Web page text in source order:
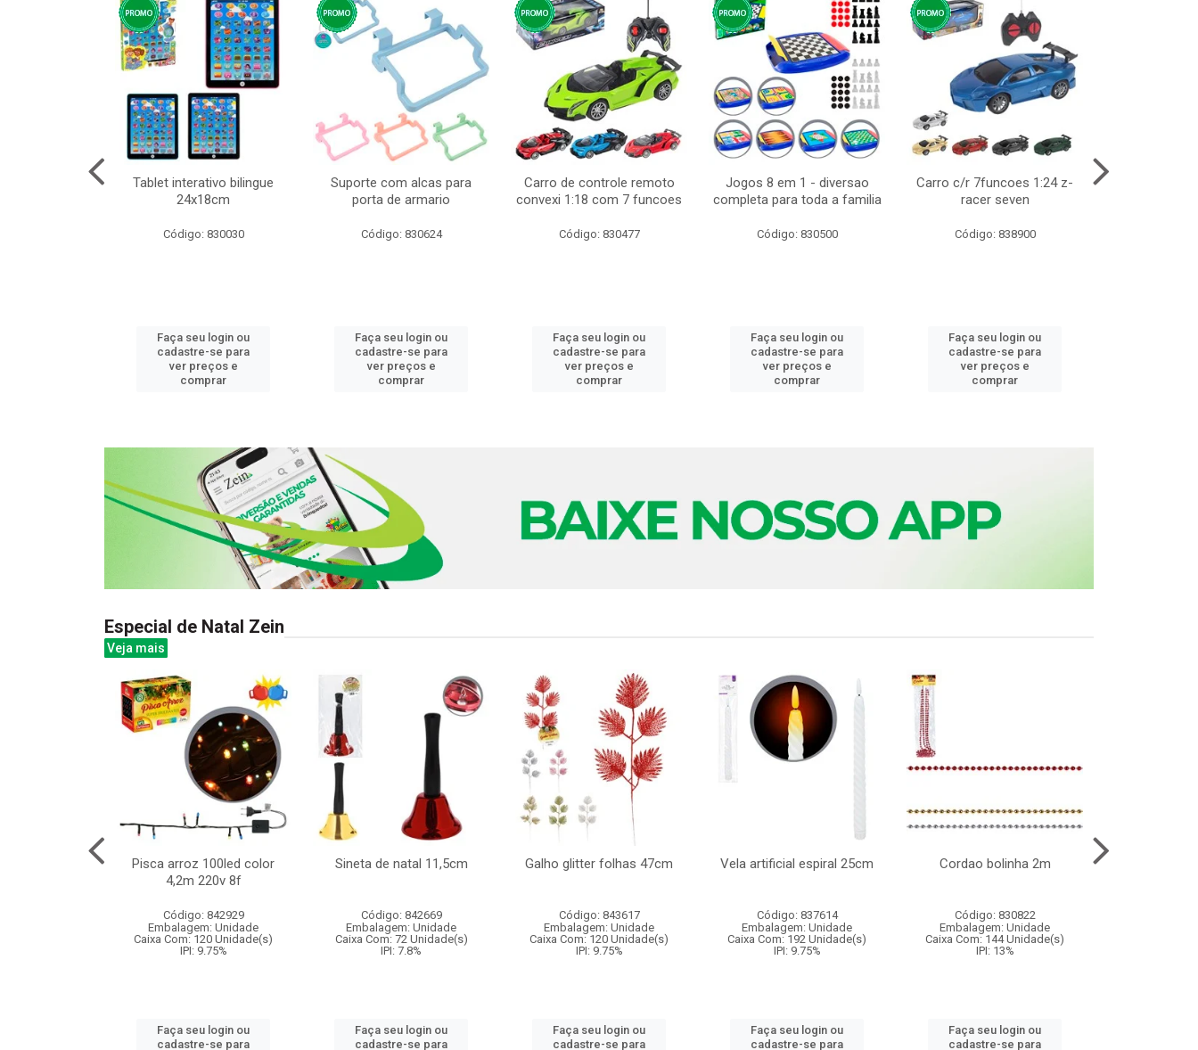
Tablet interativo bilingue
24x18cm
Código: 830030
Faça seu login ou
cadastre-se para
ver preços e
comprar
Suporte com alcas para
porta de armario
Código: 830624
Faça seu login ou
cadastre-se para
ver preços e
comprar
Carro de controle remoto
convexi 1:18 com 7 funcoes
Código: 830477
Faça seu login ou
cadastre-se para
ver preços e
comprar
Jogos 8 em 1 - diversao
completa para toda a familia
Código: 830500
Faça seu login ou
cadastre-se para
ver preços e
comprar
Carro c/r 7funcoes 1:24 z-
racer seven
Código: 838900
Faça seu login ou
cadastre-se para
ver preços e
comprar
Especial de Natal Zein
Veja mais
Pisca arroz 100led color
4,2m 220v 8f
Código: 842929
Embalagem: Unidade
Caixa Com: 120 Unidade(s)
IPI: 9.75%
Faça seu login ou
cadastre-se para
Sineta de natal 11,5cm
Código: 842669
Embalagem: Unidade
Caixa Com: 72 Unidade(s)
IPI: 7.8%
Faça seu login ou
cadastre-se para
Galho glitter folhas 47cm
Código: 843617
Embalagem: Unidade
Caixa Com: 120 Unidade(s)
IPI: 9.75%
Faça seu login ou
cadastre-se para
Vela artificial espiral 25cm
Código: 837614
Embalagem: Unidade
Caixa Com: 192 Unidade(s)
IPI: 9.75%
Faça seu login ou
cadastre-se para
Cordao bolinha 2m
Código: 830822
Embalagem: Unidade
Caixa Com: 144 Unidade(s)
IPI: 13%
Faça seu login ou
cadastre-se para